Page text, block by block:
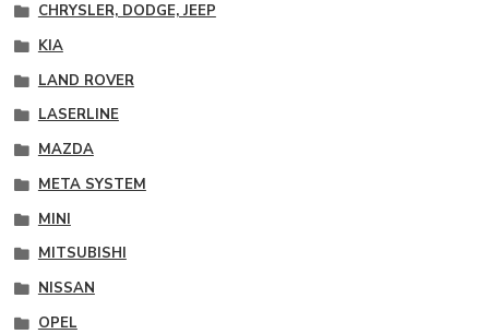
CHRYSLER, DODGE, JEEP
KIA
LAND ROVER
LASERLINE
MAZDA
META SYSTEM
MINI
MITSUBISHI
NISSAN
OPEL